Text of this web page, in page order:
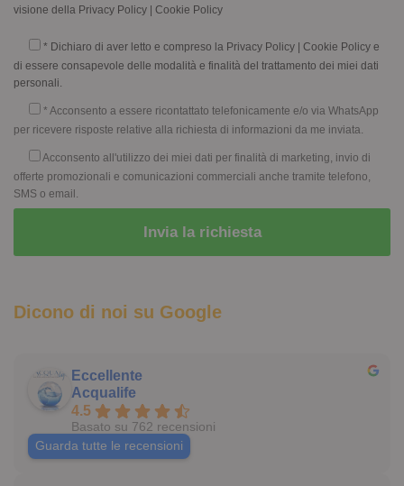
visione della Privacy Policy | Cookie Policy
* Dichiaro di aver letto e compreso la Privacy Policy | Cookie Policy e
di essere consapevole delle modalità e finalità del trattamento dei miei dati
personali.
* Acconsento a essere ricontattato telefonicamente e/o via WhatsApp
per ricevere risposte relative alla richiesta di informazioni da me inviata.
Acconsento all'utilizzo dei miei dati per finalità di marketing, invio di
offerte promozionali e comunicazioni commerciali anche tramite telefono,
SMS o email.
Dicono di noi su Google
Eccellente
Acqualife
4.5
Basato su 762 recensioni
Guarda tutte le recensioni